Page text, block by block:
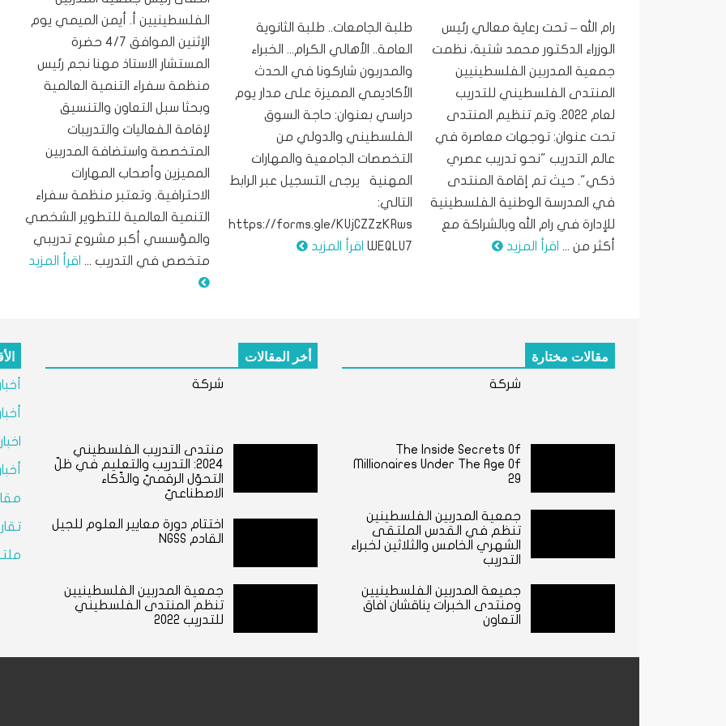
رام الله – تحت رعاية معالي رئيس
الوزراء الدكتور محمد شتية، نظمت
جمعية المدربين الفلسطينيين
المنتدى الفلسطيني للتدريب
لعام 2022. وتم تنظيم المنتدى
تحت عنوان: توجهات معاصرة في
عالم التدريب "نحو تدريب عصري
ذكي". حيث تم إقامة المنتدى
في المدرسة الوطنية الفلسطينية
للإدارة في رام الله وبالشراكة مع
أكثر من ... اقرأ المزيد
طلبة الجامعات.. طلبة الثانوية
العامة.. الأهالي الكرام... الخبراء
والمدربون شاركونا في الحدث
الأكاديمي المميزة على مدار يوم
دراسي بعنوان: حاجة السوق
الفلسطيني والدولي من
التخصصات الجامعية والمهارات
المهنية يرجى التسجيل عبر الرابط
التالي:
https://forms.gle/KUjCZZzKRws
WEQLU7 اقرأ المزيد
الفلسطينيين أ. أيمن الميمي يوم
الإثنين الموافق 4/7 حضرة
المستشار الاستاذ مهنا نجم رئيس
منظمة سفراء التنمية العالمية
وبحثا سبل التعاون والتنسيق
لإقامة الفعاليات والتدريبات
المتخصصة واستضافة المدربين
المميزين وأصحاب المهارات
الاحترافية. وتعتبر منظمة سفراء
التنمية العالمية للتطوير الشخصي
والمؤسسي أكبر مشروع تدريبي
متخصص في التدريب ... اقرأ المزيد
مقالات مختارة
شركة
The Inside Secrets Of
Millionaires Under The Age Of
29
جمعية المدربين الفلسطينين
تنظم في القدس الملتقى
الشهري الخامس والثلاثين لخبراء
التدريب
جميعة المدربين الفلسطينيين
ومنتدى الخبرات يناقشان افاق
التعاون
أخر المقالات
شركة
منتدى التدريب الفلسطيني
٢٠٢٤: التدريب والتعليم في ظلّ
التحوّل الرقميّ والذّكاء
الاصطناعيّ
اختتام دورة معايير العلوم للجيل
القادم NGSS
جمعية المدربين الفلسطينيين
تنظم المنتدى الفلسطيني
للتدريب 2022